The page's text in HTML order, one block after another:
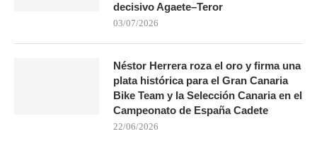
decisivo Agaete–Teror
03/07/2026
Néstor Herrera roza el oro y firma una
plata histórica para el Gran Canaria
Bike Team y la Selección Canaria en el
Campeonato de España Cadete
22/06/2026